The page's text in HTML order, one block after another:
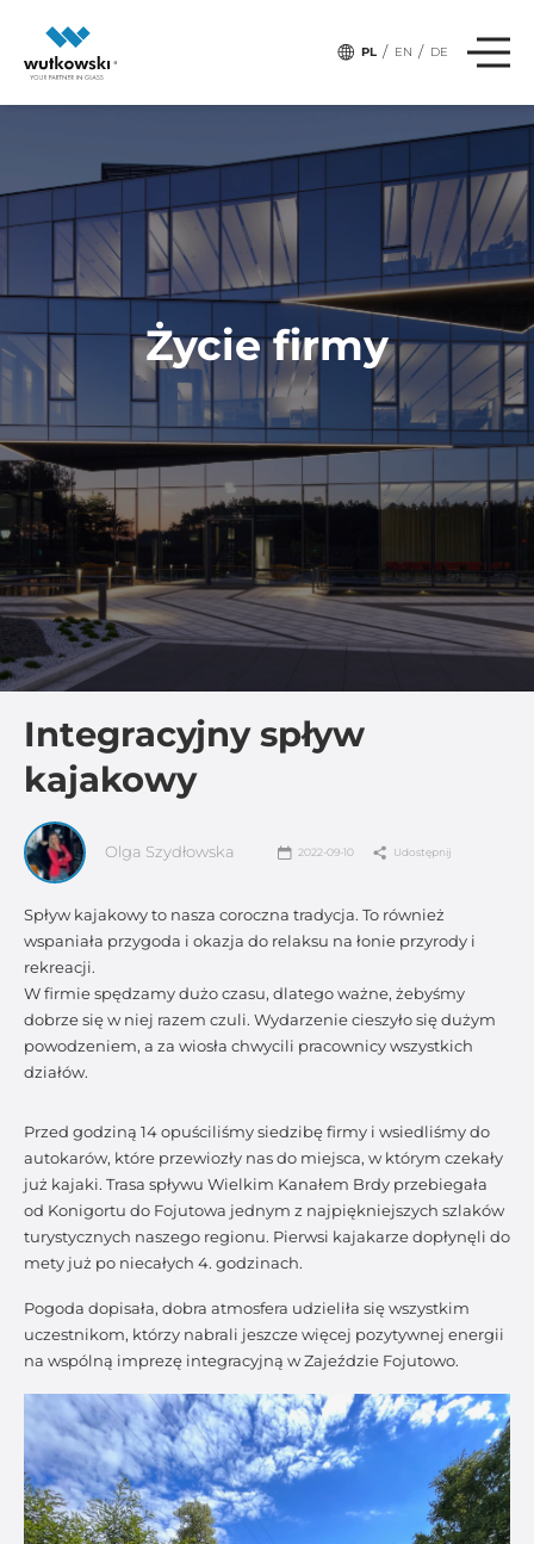
PL / EN / DE
Życie firmy
Integracyjny spływ
kajakowy
Olga Szydłowska 2022-09-10 Udostępnij
Spływ kajakowy to nasza coroczna tradycja. To również
wspaniała przygoda i okazja do relaksu na łonie przyrody i
rekreacji.
W firmie spędzamy dużo czasu, dlatego ważne, żebyśmy
dobrze się w niej razem czuli. Wydarzenie cieszyło się dużym
powodzeniem, a za wiosła chwycili pracownicy wszystkich
działów.
Przed godziną 14 opuściliśmy siedzibę firmy i wsiedliśmy do
autokarów, które przewiozły nas do miejsca, w którym czekały
już kajaki. Trasa spływu Wielkim Kanałem Brdy przebiegała
od Konigortu do Fojutowa jednym z najpiękniejszych szlaków
turystycznych naszego regionu. Pierwsi kajakarze dopłynęli do
mety już po niecałych 4. godzinach.
Pogoda dopisała, dobra atmosfera udzieliła się wszystkim
uczestnikom, którzy nabrali jeszcze więcej pozytywnej energii
na wspólną imprezę integracyjną w Zajeździe Fojutowo.